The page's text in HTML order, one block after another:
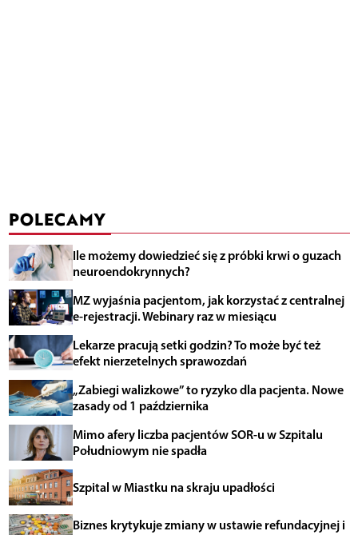
POLECAMY
Ile możemy dowiedzieć się z próbki krwi o guzach
neuroendokrynnych?
MZ wyjaśnia pacjentom, jak korzystać z centralnej
e-rejestracji. Webinary raz w miesiącu
Lekarze pracują setki godzin? To może być też
efekt nierzetelnych sprawozdań
„Zabiegi walizkowe” to ryzyko dla pacjenta. Nowe
zasady od 1 października
Mimo afery liczba pacjentów SOR-u w Szpitalu
Południowym nie spadła
Szpital w Miastku na skraju upadłości
Biznes krytykuje zmiany w ustawie refundacyjnej i